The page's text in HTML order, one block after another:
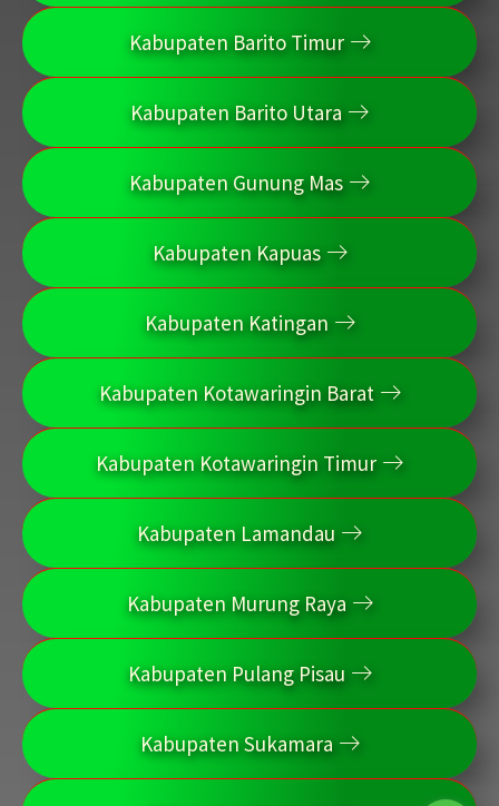
Kabupaten Barito Timur
Kabupaten Barito Utara
Kabupaten Gunung Mas
Kabupaten Kapuas
Kabupaten Katingan
Kabupaten Kotawaringin Barat
Kabupaten Kotawaringin Timur
Kabupaten Lamandau
Kabupaten Murung Raya
Kabupaten Pulang Pisau
Kabupaten Sukamara